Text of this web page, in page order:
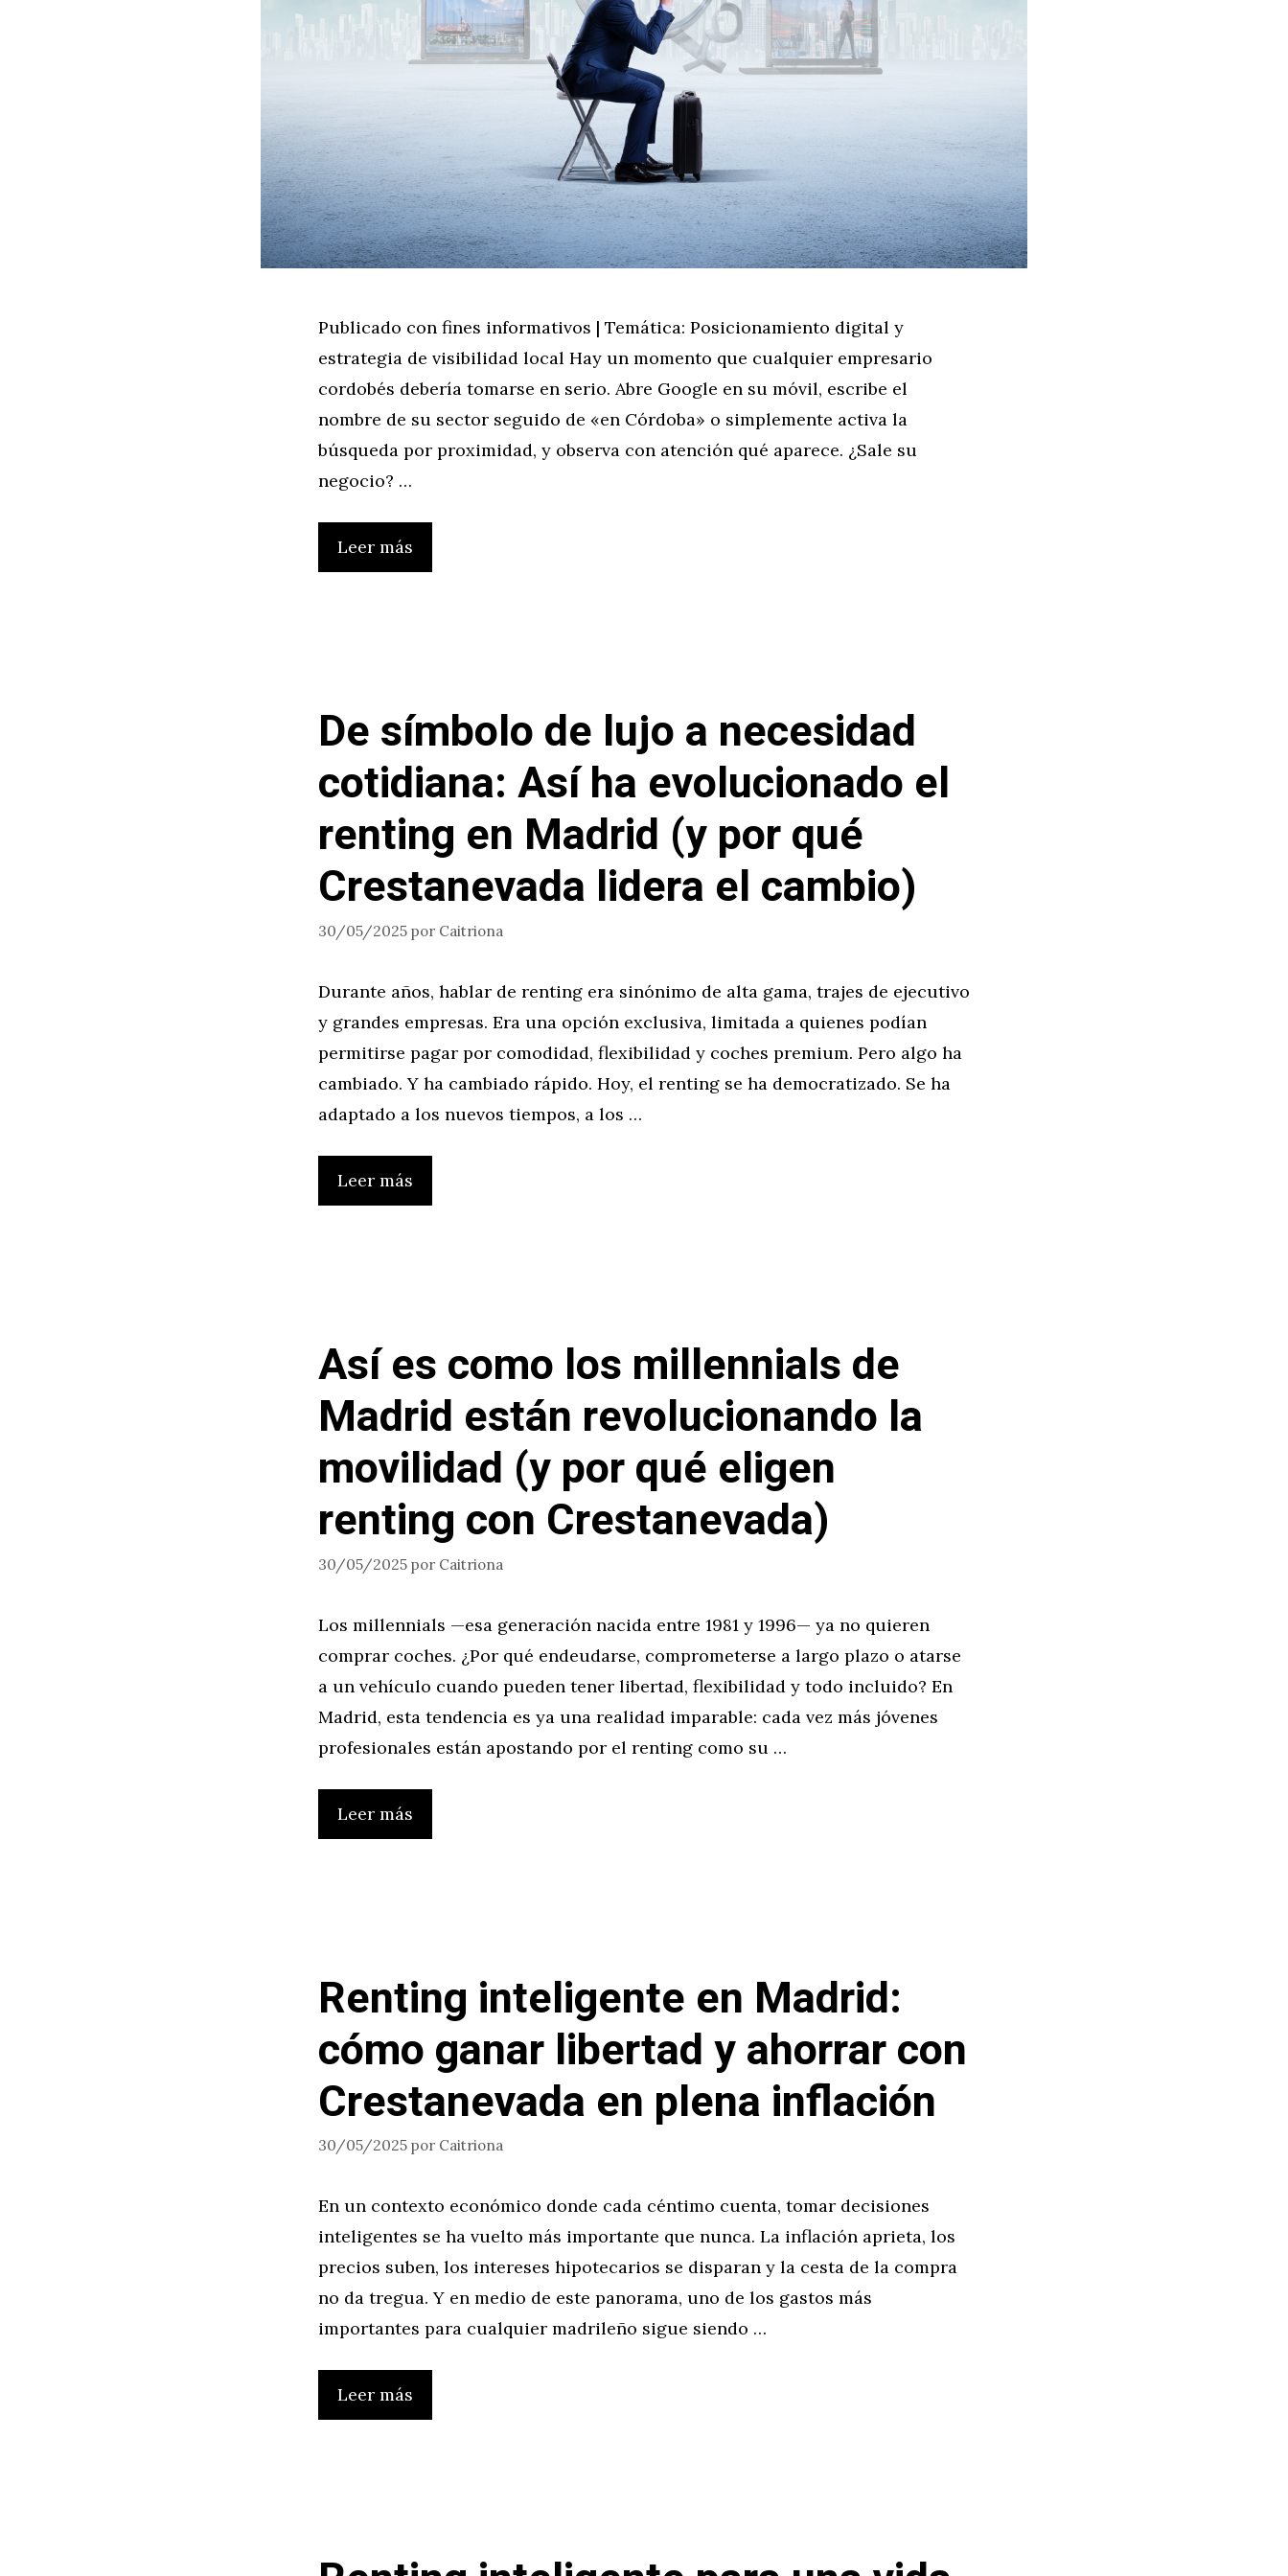
Publicado con fines informativos | Temática: Posicionamiento digital y
estrategia de visibilidad local Hay un momento que cualquier empresario
cordobés debería tomarse en serio. Abre Google en su móvil, escribe el
nombre de su sector seguido de «en Córdoba» o simplemente activa la
búsqueda por proximidad, y observa con atención qué aparece. ¿Sale su
negocio? …
Leer más
De símbolo de lujo a necesidad
cotidiana: Así ha evolucionado el
renting en Madrid (y por qué
Crestanevada lidera el cambio)
30/05/2025 por Caitriona
Durante años, hablar de renting era sinónimo de alta gama, trajes de ejecutivo
y grandes empresas. Era una opción exclusiva, limitada a quienes podían
permitirse pagar por comodidad, flexibilidad y coches premium. Pero algo ha
cambiado. Y ha cambiado rápido. Hoy, el renting se ha democratizado. Se ha
adaptado a los nuevos tiempos, a los …
Leer más
Así es como los millennials de
Madrid están revolucionando la
movilidad (y por qué eligen
renting con Crestanevada)
30/05/2025 por Caitriona
Los millennials —esa generación nacida entre 1981 y 1996— ya no quieren
comprar coches. ¿Por qué endeudarse, comprometerse a largo plazo o atarse
a un vehículo cuando pueden tener libertad, flexibilidad y todo incluido? En
Madrid, esta tendencia es ya una realidad imparable: cada vez más jóvenes
profesionales están apostando por el renting como su …
Leer más
Renting inteligente en Madrid:
cómo ganar libertad y ahorrar con
Crestanevada en plena inflación
30/05/2025 por Caitriona
En un contexto económico donde cada céntimo cuenta, tomar decisiones
inteligentes se ha vuelto más importante que nunca. La inflación aprieta, los
precios suben, los intereses hipotecarios se disparan y la cesta de la compra
no da tregua. Y en medio de este panorama, uno de los gastos más
importantes para cualquier madrileño sigue siendo …
Leer más